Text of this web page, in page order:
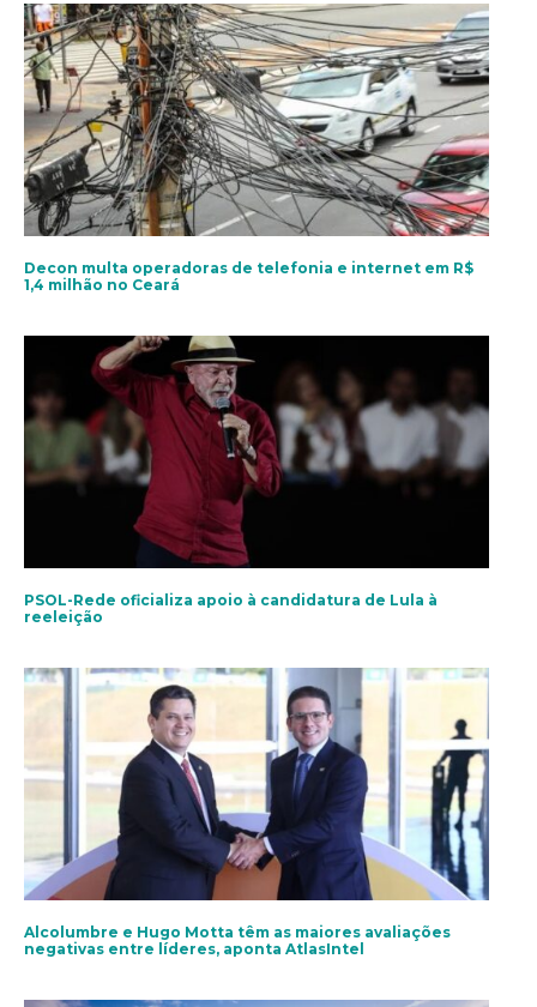
Decon multa operadoras de telefonia e internet em R$
1,4 milhão no Ceará
PSOL-Rede oficializa apoio à candidatura de Lula à
reeleição
Alcolumbre e Hugo Motta têm as maiores avaliações
negativas entre líderes, aponta AtlasIntel